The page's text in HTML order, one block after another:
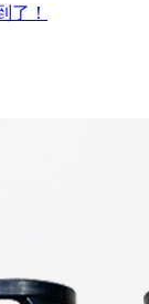
了！